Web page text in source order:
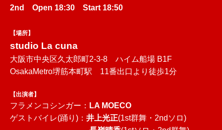
2nd Open 18:30 Start 18:50
【場所】
studio La cuna
大阪市中央区久太郎町2-3-8 ハイム船場 B1F
OsakaMetro堺筋本町駅 11番出口より徒歩1分
【出演者】
フラメンコシンガー： LA MOECO
ゲストバイレ(踊り)： 井上光正(1st群舞・2ndソロ)